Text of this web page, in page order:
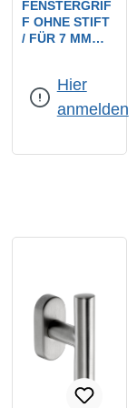
FENSTERGRIF
F OHNE STIFT
/ FÜR 7 MM
AUF OVALER
ROSETTE
Hier
anmelden